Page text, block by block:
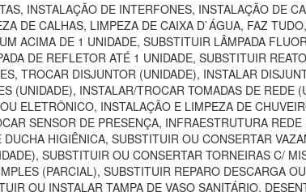
INSTALAÇÃO DE INTERFONES, INSTALAÇÃO DE
DE CALHAS, LIMPEZA DE CAIXA D`ÁGUA, FAZ
ACIMA DE 1 UNIDADE, SUBSTITUIR LÂMPADA
DE REFLETOR ATÉ 1 UNIDADE, SUBSTITUIR
TROCAR DISJUNTOR (UNIDADE), INSTALAR
(UNIDADE), INSTALAR/TROCAR TOMADAS DE REDE
ELETRÔNICO, INSTALAÇÃO E LIMPEZA DE
SENSOR DE PRESENÇA, INFRAESTRUTURA
HIGIÊNICA, SUBSTITUIR OU CONSERTAR
SUBSTITUIR OU CONSERTAR TORNEIRAS C/
(PARCIAL), SUBSTITUIR REPARO DESCARGA
OU INSTALAR TAMPA DE VASO SANITÁRIO,